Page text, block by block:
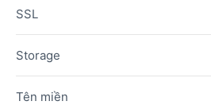
SSL
Storage
Tên miền